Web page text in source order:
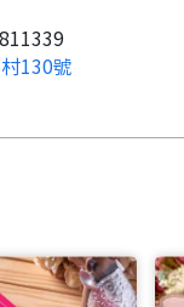
130號
申請秘笈嗎？